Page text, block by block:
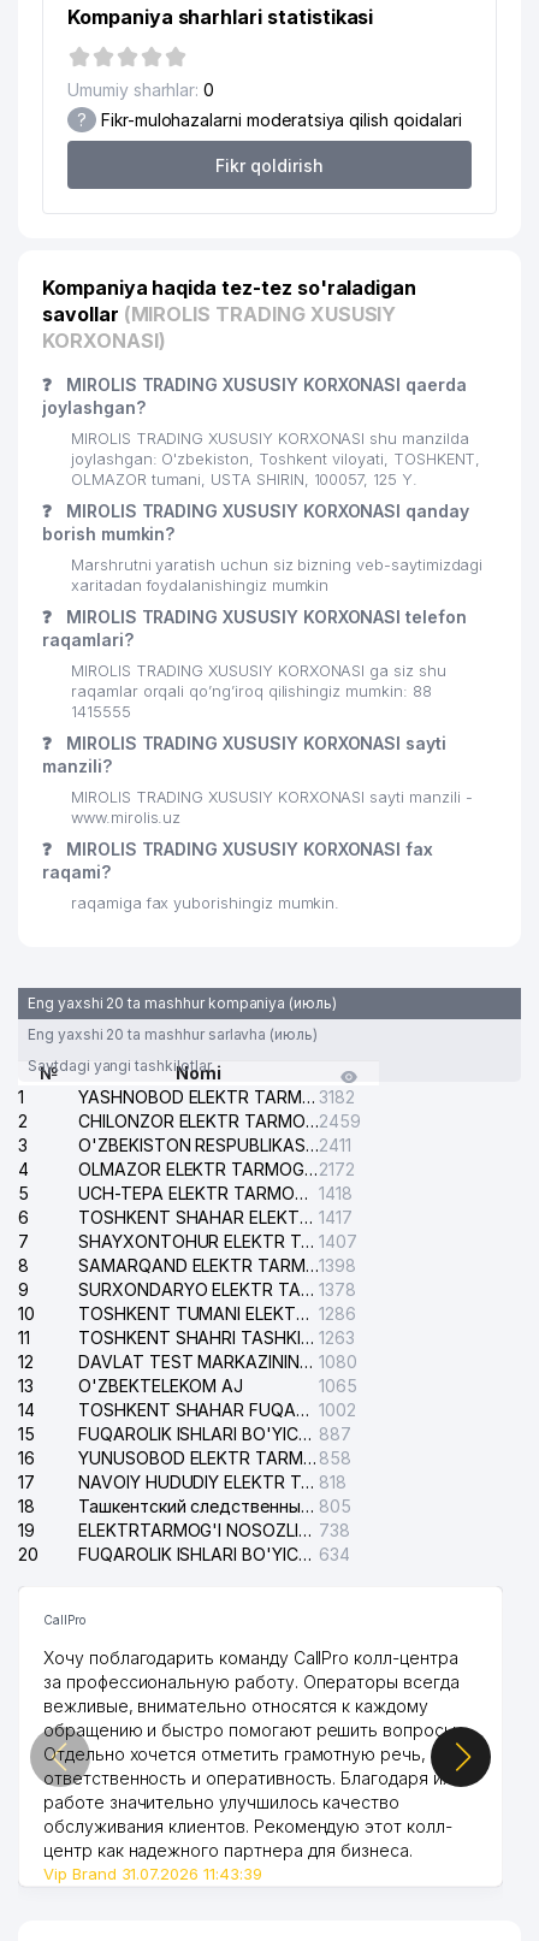
Kompaniya sharhlari statistikasi
Umumiy sharhlar: 0
? Fikr-mulohazalarni moderatsiya qilish qoidalari
Fikr qoldirish
Kompaniya haqida tez-tez so'raladigan
savollar (MIROLIS TRADING XUSUSIY
KORXONASI)
❓
MIROLIS TRADING XUSUSIY KORXONASI qaerda
joylashgan?
MIROLIS TRADING XUSUSIY KORXONASI shu manzilda
joylashgan: O'zbekiston, Toshkent viloyati, TOSHKENT,
OLMAZOR tumani, USTA SHIRIN, 100057, 125 Y.
❓
MIROLIS TRADING XUSUSIY KORXONASI qanday
borish mumkin?
Marshrutni yaratish uchun siz bizning veb-saytimizdagi
xaritadan foydalanishingiz mumkin
❓
MIROLIS TRADING XUSUSIY KORXONASI telefon
raqamlari?
MIROLIS TRADING XUSUSIY KORXONASI ga siz shu
raqamlar orqali qo’ng’iroq qilishingiz mumkin: 88
1415555
❓
MIROLIS TRADING XUSUSIY KORXONASI sayti
manzili?
MIROLIS TRADING XUSUSIY KORXONASI sayti manzili -
www.mirolis.uz
❓
MIROLIS TRADING XUSUSIY KORXONASI fax
raqami?
raqamiga fax yuborishingiz mumkin.
Eng yaxshi 20 ta mashhur kompaniya (июль)
Eng yaxshi 20 ta mashhur sarlavha (июль)
Saytdagi yangi tashkilotlar
№
Nomi
1
YASHNOBOD ELEKTR TARMOG'I NOSOZLIKLARI XIZMATI 3182
2
CHILONZOR ELEKTR TARMOG'I NOSOZLIK XIZMATI2459
3
O'ZBEKISTON RESPUBLIKASI BOSH PROKURATURASI ISHONCH TELEFONI2411
4
OLMAZOR ELEKTR TARMOG'I NOSOZLIKLARI XIZMATI2172
5
UCH-TEPA ELEKTR TARMOG'I NOSOZLIKLARI XIZMATI 1418
6
TOSHKENT SHAHAR ELEKTR TARMOQLARI KORXONASI AJ 1417
7
SHAYXONTOHUR ELEKTR TARMOG'I NOSOZLIKLARINI TUZATISH XIZMATI 1407
8
SAMARQAND ELEKTR TARMOQLARI AJ1398
9
SURXONDARYO ELEKTR TARMOQLARI AJ 1378
10
TOSHKENT TUMANI ELEKTR TARMOG'I AVARIYA XIZMATI 1286
11
TOSHKENT SHAHRI TASHKILOT TELEFONLARI HAQIDA MA'LUMOT BYUROSI 1263
12
DAVLAT TEST MARKAZINING ISHONCH TELEFONLARI 1080
13
O'ZBEKTELEKOM AJ
1065
14
TOSHKENT SHAHAR FUQAROLIK ISHLARI BO'YICHA SUDI 1002
15
FUQAROLIK ISHLARI BO'YICHA YAKKASAROY TUMANLARARO SUDI 887
16
YUNUSOBOD ELEKTR TARMOG'I NOSOZLIKLARI XIZMATI 858
17
NAVOIY HUDUDIY ELEKTR TARMOQLARI KORXONASI AJ 818
18
Ташкентский следственный изолятор 805
19
ELEKTRTARMOG'I NOSOZLIKLARINI TO'ZATISH SERGELI XIZMATI 738
20
FUQAROLIK ISHLARI BO'YICHA UCH-TEPA TUMANI SUDI 634
CallPro
Хочу поблагодарить команду CallPro колл-центра
за профессиональную работу. Операторы всегда
вежливые, внимательно относятся к каждому
обращению и быстро помогают решить вопросы.
Отдельно хочется отметить грамотную речь,
ответственность и оперативность. Благодаря их
работе значительно улучшилось качество
обслуживания клиентов. Рекомендую этот колл-
центр как надежного партнера для бизнеса.
Vip Brand 31.07.2026 11:43:39